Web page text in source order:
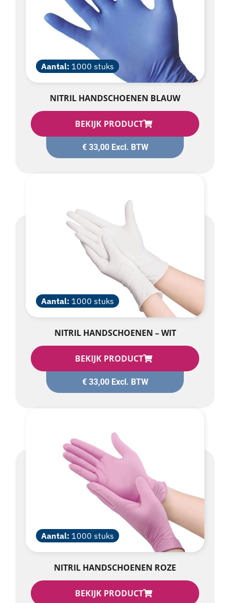
Aantal: 1000 stuks
NITRIL HANDSCHOENEN BLAUW
BEKIJK PRODUCT
€33,00Excl. BTW
Aantal: 1000 stuks
NITRIL HANDSCHOENEN – WIT
BEKIJK PRODUCT
€33,00Excl. BTW
Aantal: 1000 stuks
NITRIL HANDSCHOENEN ROZE
BEKIJK PRODUCT